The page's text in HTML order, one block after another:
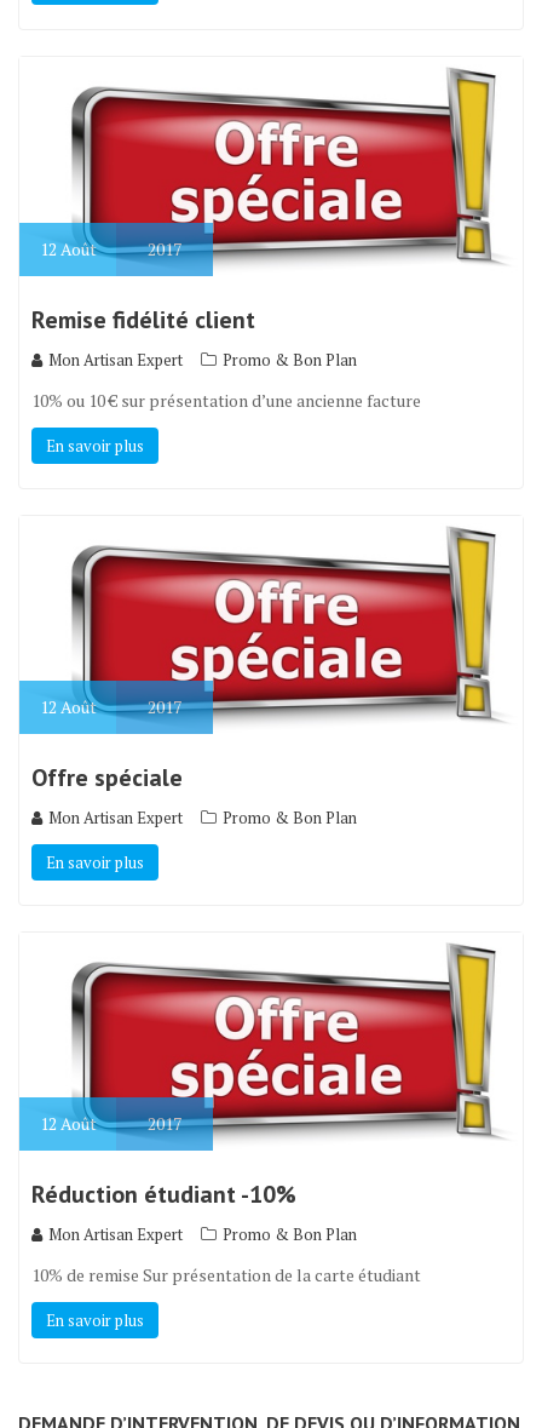
12 Août 2017
Remise fidélité client
Mon Artisan Expert Promo & Bon Plan
10% ou 10 € sur présentation d’une ancienne facture
En savoir plus
12Août 2017
Offre spéciale
Mon Artisan Expert Promo & Bon Plan
En savoir plus
12 Août 2017
Réduction étudiant -10%
Mon Artisan Expert Promo & Bon Plan
10% de remise Sur présentation de la carte étudiant
En savoir plus